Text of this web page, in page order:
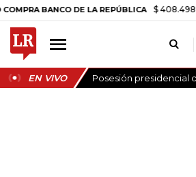
BANCO DE LA REPÚBLICA $ 408.498,97 +$
EN VIVO Posesión presidencial